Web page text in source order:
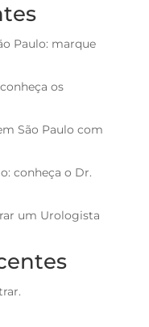
Paulo: marque
os
São Paulo com
conheça o Dr.
um Urologista